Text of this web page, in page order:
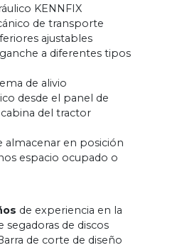
KENNFIX
de transporte
ajustables
a diferentes tipos
de alivio
desde el panel de
del tractor
almacenar en posición
espacio ocupado o
de experiencia en la
segadoras de discos
de corte de diseño